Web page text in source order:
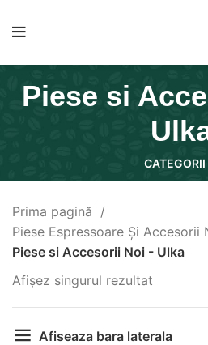
Piese si
CATEGORII
Prima pagină
Piese Espressoare Și Accesorii
Piese si Accesorii Noi - Ulka
Afișez singurul rezultat
Afiseaza bara laterala